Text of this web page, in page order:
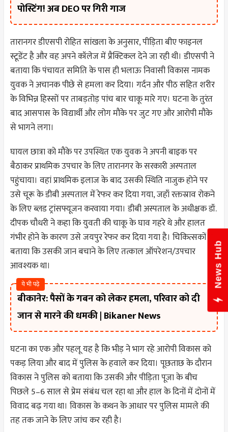
पोस्टिंग! अब DEO पर गिरी गाज
तारानगर डीएसपी रोहित सांखला के अनुसार, पीड़िता बीए फाइनल
स्टूडेंट है और वह अपने कॉलेज में प्रैक्टिकल देने जा रही थी। डीएसपी ने
बताया कि पंचायत समिति के पास ही भलाऊ निवासी विकास नामक
युवक ने अचानक पीछे से हमला कर दिया। गर्दन और पीठ सहित शरीर
के विभिन्न हिस्सों पर ताबड़तोड़ पांच बार चाकू मारे गए। घटना के तुरंत
बाद आसपास के विद्यार्थी और लोग मौके पर जुट गए और आरोपी मौके
से भागने लगा।
घायल छात्रा को मौके पर उपस्थित एक युवक ने अपनी बाइक पर
बैठाकर प्राथमिक उपचार के लिए तारानगर के सरकारी अस्पताल
पहुंचाया। वहां प्राथमिक इलाज के बाद उसकी स्थिति नाजुक होने पर
उसे चूरू के डीबी अस्पताल में रेफर कर दिया गया, जहाँ रक्तस्राव रोकने
के लिए ब्लड ट्रांसफ्यूजन करवाया गया। डीबी अस्पताल के अधीक्षक डॉ.
दीपक चौधरी ने कहा कि युवती की चाकू के घाव गहरे थे और हालत
गंभीर होने के कारण उसे जयपुर रेफर कर दिया गया है। चिकित्सकों ने
बताया कि उसकी जान बचाने के लिए तत्काल ऑपरेशन/उपचार
आवश्यक था।
ये भी पढ़े
बीकानेर: पैसों के गबन को लेकर हमला, परिवार को दी
जान से मारने की धमकी | Bikaner News
घटना का एक और पहलू यह है कि भीड़ ने भाग रहे आरोपी विकास को
पकड़ लिया और बाद में पुलिस के हवाले कर दिया। पूछताछ के दौरान
विकास ने पुलिस को बताया कि उसकी और पीड़िता पूजा के बीच
पिछले 5–6 साल से प्रेम संबंध चल रहा था और हाल के दिनों में दोनों में
विवाद बढ़ गया था। विकास के कथन के आधार पर पुलिस मामले की
तह तक जाने के लिए जांच कर रही है।
News Hub